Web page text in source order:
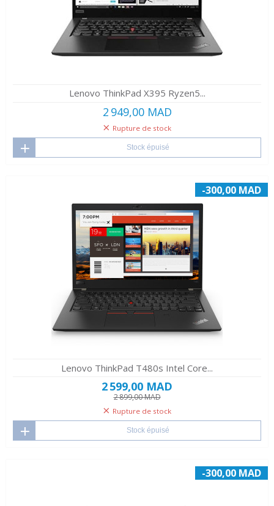
Lenovo ThinkPad X395 Ryzen5...
2 949,00 MAD
Rupture de stock
Stock épuisé
-300,00 MAD
Lenovo ThinkPad T480s Intel Core...
2 599,00 MAD
2 899,00 MAD
Rupture de stock
Stock épuisé
-300,00 MAD